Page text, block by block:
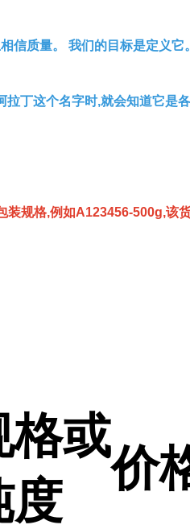
信质量。 我们的目标是定义它
丁这个名字时,就会知道它是
规格,例如A123456-500g,该
格或
度
价